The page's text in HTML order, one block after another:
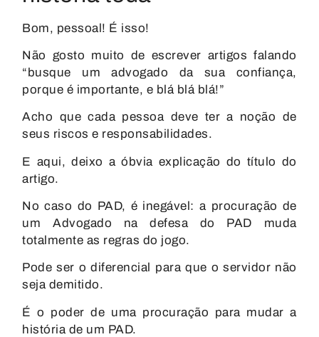
Bom, pessoal! É isso!
Não gosto muito de escrever artigos falando
“busque um advogado da sua confiança,
porque é importante, e blá blá blá!”
Acho que cada pessoa deve ter a noção de
seus riscos e responsabilidades.
E aqui, deixo a óbvia explicação do título do
artigo.
No caso do PAD, é inegável: a procuração de
um Advogado na defesa do PAD muda
totalmente as regras do jogo.
Pode ser o diferencial para que o servidor não
seja demitido.
É o poder de uma procuração para mudar a
história de um PAD.